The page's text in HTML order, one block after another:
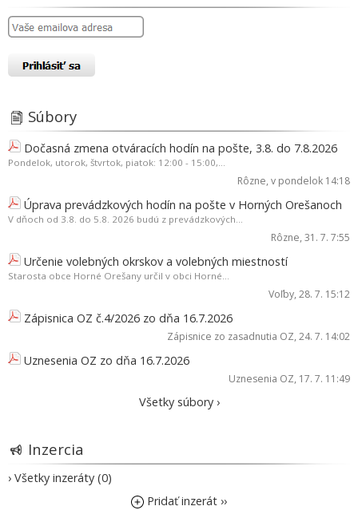
Súbory
Dočasná zmena otváracích hodín na pošte, 3.8. do 7.8.2026
Pondelok, utorok, štvrtok, piatok: 12:00 - 15:00,...
Rôzne, v pondelok 14:18
Úprava prevádzkových hodín na pošte v Horných Orešanoch
V dňoch od 3.8. do 5.8. 2026 budú z prevádzkových...
Rôzne, 31. 7. 7:55
Určenie volebných okrskov a volebných miestností
Starosta obce Horné Orešany určil v obci Horné...
Voľby, 28. 7. 15:12
Zápisnica OZ č.4/2026 zo dňa 16.7.2026
Zápisnice zo zasadnutia OZ, 24. 7. 14:02
Uznesenia OZ zo dňa 16.7.2026
Uznesenia OZ, 17. 7. 11:49
Všetky súbory ›
Inzercia
› Všetky inzeráty (0)
Pridať inzerát ››